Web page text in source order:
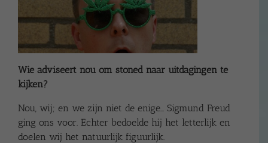
Wie adviseert nou om stoned naar uitdagingen te
kijken?
Nou, wij; en we zijn niet de enige… Sigmund Freud
ging ons voor. Echter bedoelde hij het letterlijk en
doelen wij het natuurlijk figuurlijk.